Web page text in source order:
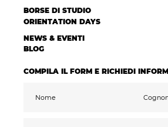
BORSE DI STUDIO
ORIENTATION DAYS
NEWS & EVENTI
BLOG
COMPILA IL FORM E RICHIEDI